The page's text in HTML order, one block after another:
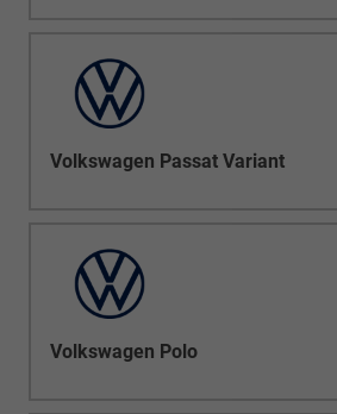
Volkswagen Passat Variant
Volkswagen Polo